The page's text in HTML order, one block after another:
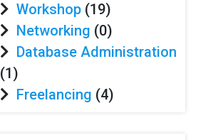
Workshop (19)
Networking (0)
Database Administration
(1)
Freelancing (4)